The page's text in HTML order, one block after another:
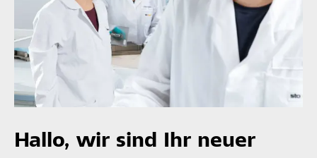
Hallo, wir sind Ihr neuer